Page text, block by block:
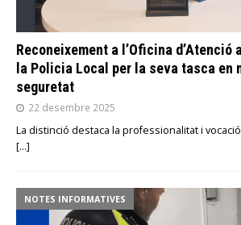
Reconeixement a l’Oficina d’Atenció
la Policia Local per la seva tasca en
seguretat
22 desembre 2025
La distinció destaca la professionalitat i
[…]
NOTES INFORMATIVES